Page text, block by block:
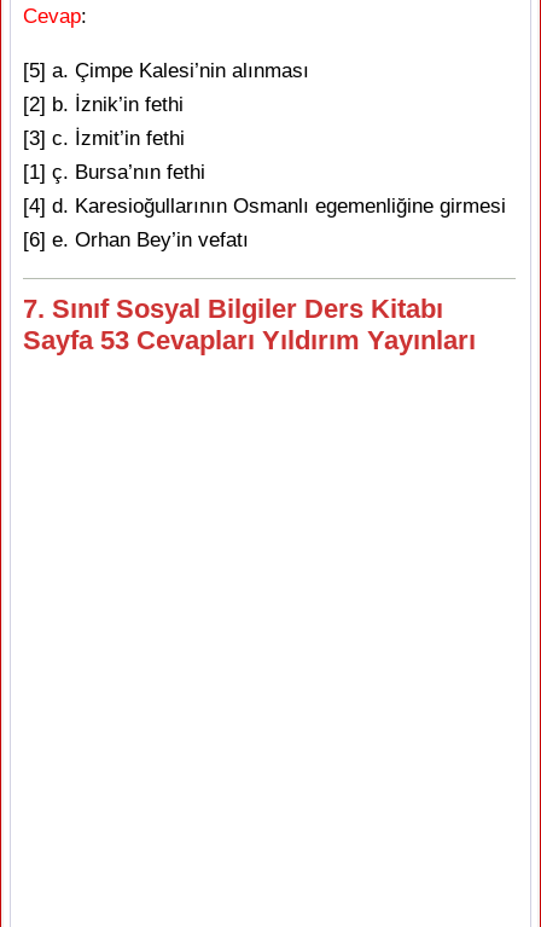
Cevap:
[5] a. Çimpe Kalesi’nin alınması
[2] b. İznik’in fethi
[3] c. İzmit’in fethi
[1] ç. Bursa’nın fethi
[4] d. Karesioğullarının Osmanlı egemenliğine girmesi
[6] e. Orhan Bey’in vefatı
7. Sınıf Sosyal Bilgiler Ders Kitabı
Sayfa 53 Cevapları Yıldırım Yayınları